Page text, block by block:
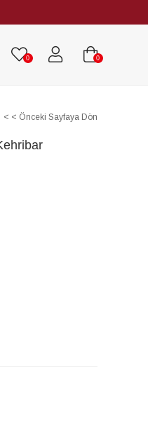
0 0
< < Önceki Sayfaya Dön